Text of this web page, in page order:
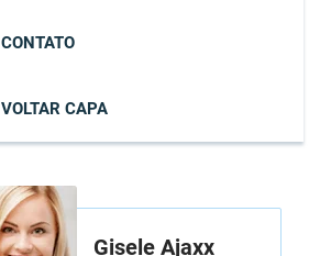
CONTATO
VOLTAR CAPA
Gisele Ajaxx